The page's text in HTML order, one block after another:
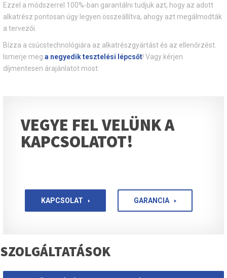
Ezzel a módszerrel 100%-ban garantálni tudjuk azt, hogy az adott
alkatrész pontosan úgy legyen összeállítva, ahogy azt megálmodták
a tervezői.
Bízza a csúcstechnológiára az alkatrészgyártást és az ellenőrzést.
Ismerje meg a negyedik tesztelési lépcsőt! Vagy kérjen
díjmentesen árajánlatot most:
VEGYE FEL VELÜNK A
KAPCSOLATOT!
KAPCSOLAT GARANCIA
SZOLGÁLTATÁSOK